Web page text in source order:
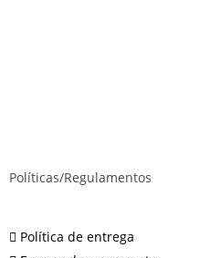
Políticas/Regulamentos
Política de entrega